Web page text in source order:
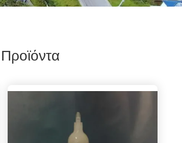
Προϊόντα